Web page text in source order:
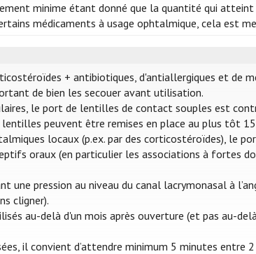
minime étant donné que la quantité qui
médicaments à usage ophtalmique, cela est
+ antibiotiques, d'antiallergiques et de
de bien les secouer avant utilisation.
le port de lentilles de contact souples est
peuvent être remises en place au plus tôt
locaux (p.ex. par des corticostéroïdes), le
oraux (en particulier les associations à fortes
pression au niveau du canal lacrymonasal à
cligner).
au-delà d'un mois après ouverture (et pas au-
il convient d’attendre minimum 5 minutes entre 2